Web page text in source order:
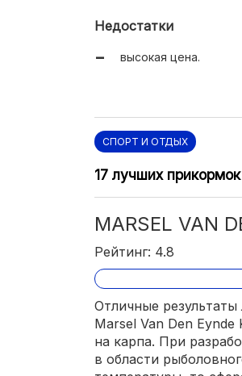
Недостатки
высокая цена.
СПОРТ И ОТДЫХ
17 лучших
MARSEL VAN
Рейтинг: 4.8
Отличные
Marsel Van Den
на карпа. При
в области